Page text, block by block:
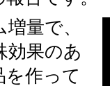
量で、
効果のあ
を作って